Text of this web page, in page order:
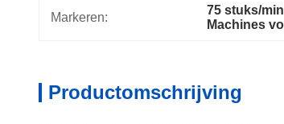
Markeren:
75 stuks/
Machines
Productomschrijving